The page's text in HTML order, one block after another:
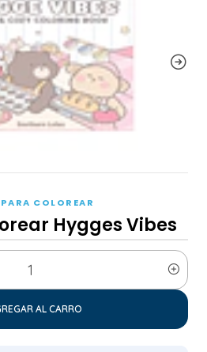
COLOREAR
Hygges Vibes
AL CARRO